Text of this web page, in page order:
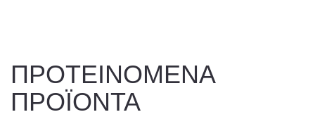
ΠΡΟΤΕΙΝΟΜΕΝΑ
ΠΡΟΪΟΝΤΑ